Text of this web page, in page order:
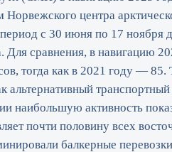
центра
с 30 июня по 17 ноября
Для сравнения, в навигацию
тогда как в 2021 году — 85.
наибольшую активность
почти половину всех
балкерные